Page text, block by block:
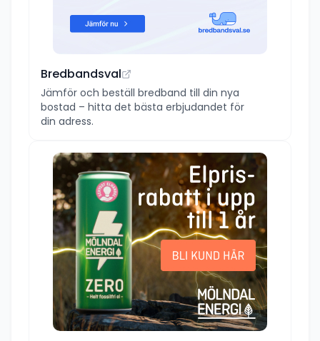
Bredbandsval
Jämför och beställ bredband till din nya
bostad – hitta det bästa erbjudandet för
din adress.